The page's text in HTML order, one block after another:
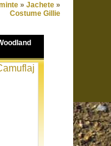
» Jachete »
Costume Gillie